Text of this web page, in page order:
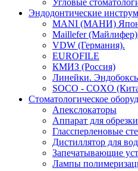
Угловые
Эндодонтические
MANI (МАНИ)
Maillefer
VDW (Германия).
EUROFILE
КМИЗ (Россия)
Линейки.
SOCO - COXO
Стоматологическое
Апекслокаторы
Аппарат для
Глассперленовые
Дистиллятор для
Запечатывающие
Лампы